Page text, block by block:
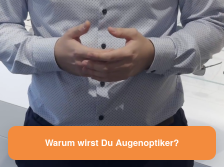
Warum wirst Du Augenoptiker?